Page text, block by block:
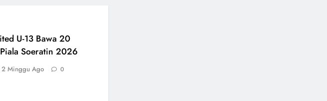
U-13 Bawa 20
Soeratin 2026
2 Minggu Ago 0